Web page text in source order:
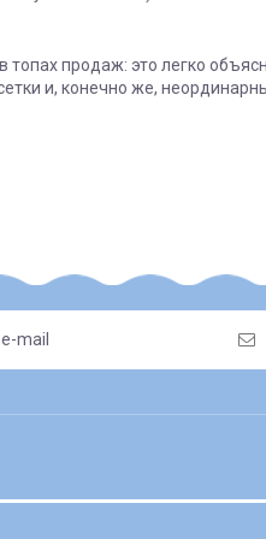
продаж: это легко
и, конечно же,
грн(не розповсюджується на
чи комбінованою